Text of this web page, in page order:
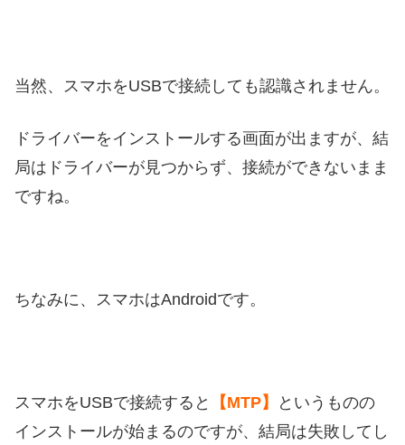
当然、スマホをUSBで接続しても認識されません。
ドライバーをインストールする画面が出ますが、結
局はドライバーが見つからず、接続ができないまま
ですね。
ちなみに、スマホはAndroidです。
スマホをUSBで接続すると 【MTP】
というものの
インストールが始まるのですが、結局は失敗してし